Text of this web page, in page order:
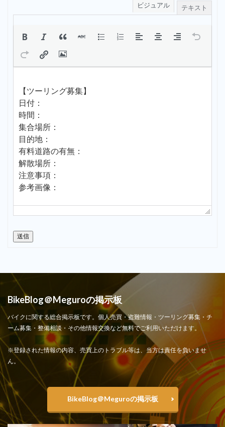
ビジュアル テキスト
送信
BikeBlog＠Meguroの掲示板
バイクに関する総合掲示板です。個人売買・盗難情報・ツーリング募集・チ
ーム募集・整備相談・その他情報交換など無料でご利用いただけます。
※登録された情報の内容、売買上のトラブル等は、当方は責任を負いませ
ん。
BikeBlog＠Meguroの掲示板